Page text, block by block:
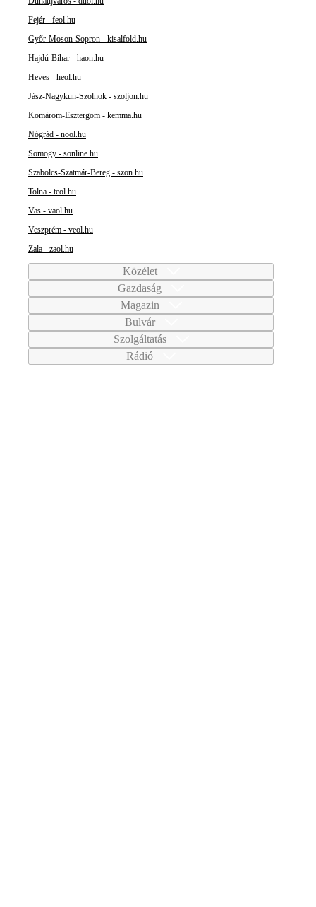
Fejér - feol.hu
Győr-Moson-Sopron - kisalfold.hu
Hajdú-Bihar - haon.hu
Heves - heol.hu
Jász-Nagykun-Szolnok - szoljon.hu
Komárom-Esztergom - kemma.hu
Nógrád - nool.hu
Somogy - sonline.hu
Szabolcs-Szatmár-Bereg - szon.hu
Tolna - teol.hu
Vas - vaol.hu
Veszprém - veol.hu
Zala - zaol.hu
Közélet
Gazdaság
Magazin
Bulvár
Szolgáltatás
Rádió